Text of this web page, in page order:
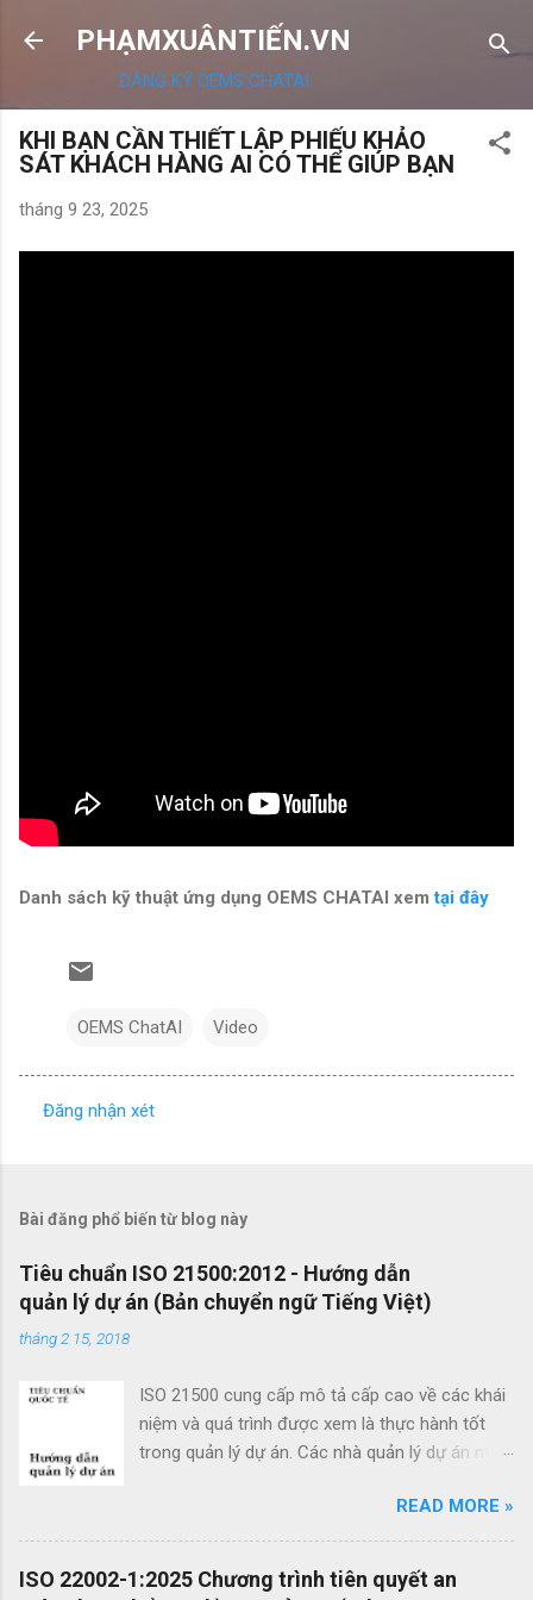
Chuyển đến nội dung chính
PHẠMXUÂNTIẾN.VN
ĐĂNG KÝ OEMS CHATAI
KHI BẠN CẦN THIẾT LẬP PHIẾU KHẢO
SÁT KHÁCH HÀNG AI CÓ THỂ GIÚP BẠN
tháng 9 23, 2025
Danh sách kỹ thuật ứng dụng OEMS CHATAI xem tại đây
OEMS ChatAI Video
x
é
t
Đăng nhận xét
Bài đăng phổ biến từ blog này
Tiêu chuẩn ISO 21500:2012 - Hướng dẫn
quản lý dự án (Bản chuyển ngữ Tiếng Việt)
tháng 2 15, 2018
ISO 21500 cung cấp mô tả cấp cao về các khái
niệm và quá trình được xem là thực hành tốt
trong quản lý dự án. Các nhà quản lý dự án mới
nghiệm có thể sử dụng hướng dẫn quản lý dự
án theo tiêu chuẩn này để cải thiện thành công
của dự án và đạt được kết quả kinh doanh. Các
lợi ích của ISO 21500 bao gồm: Khuyến khích
READ MORE »
ISO 22002-1:2025 Chương trình tiên quyết an